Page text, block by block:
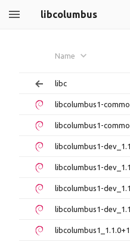
libcolumbus
Name
libc